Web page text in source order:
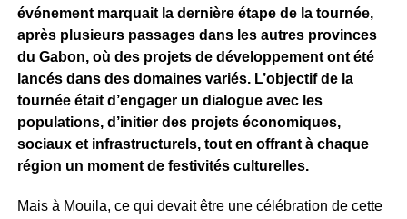
événement marquait la dernière étape de la tournée,
après plusieurs passages dans les autres provinces
du Gabon, où des projets de développement ont été
lancés dans des domaines variés. L’objectif de la
tournée était d’engager un dialogue avec les
populations, d’initier des projets économiques,
sociaux et infrastructurels, tout en offrant à chaque
région un moment de festivités culturelles.
Mais à Mouila, ce qui devait être une célébration de cette